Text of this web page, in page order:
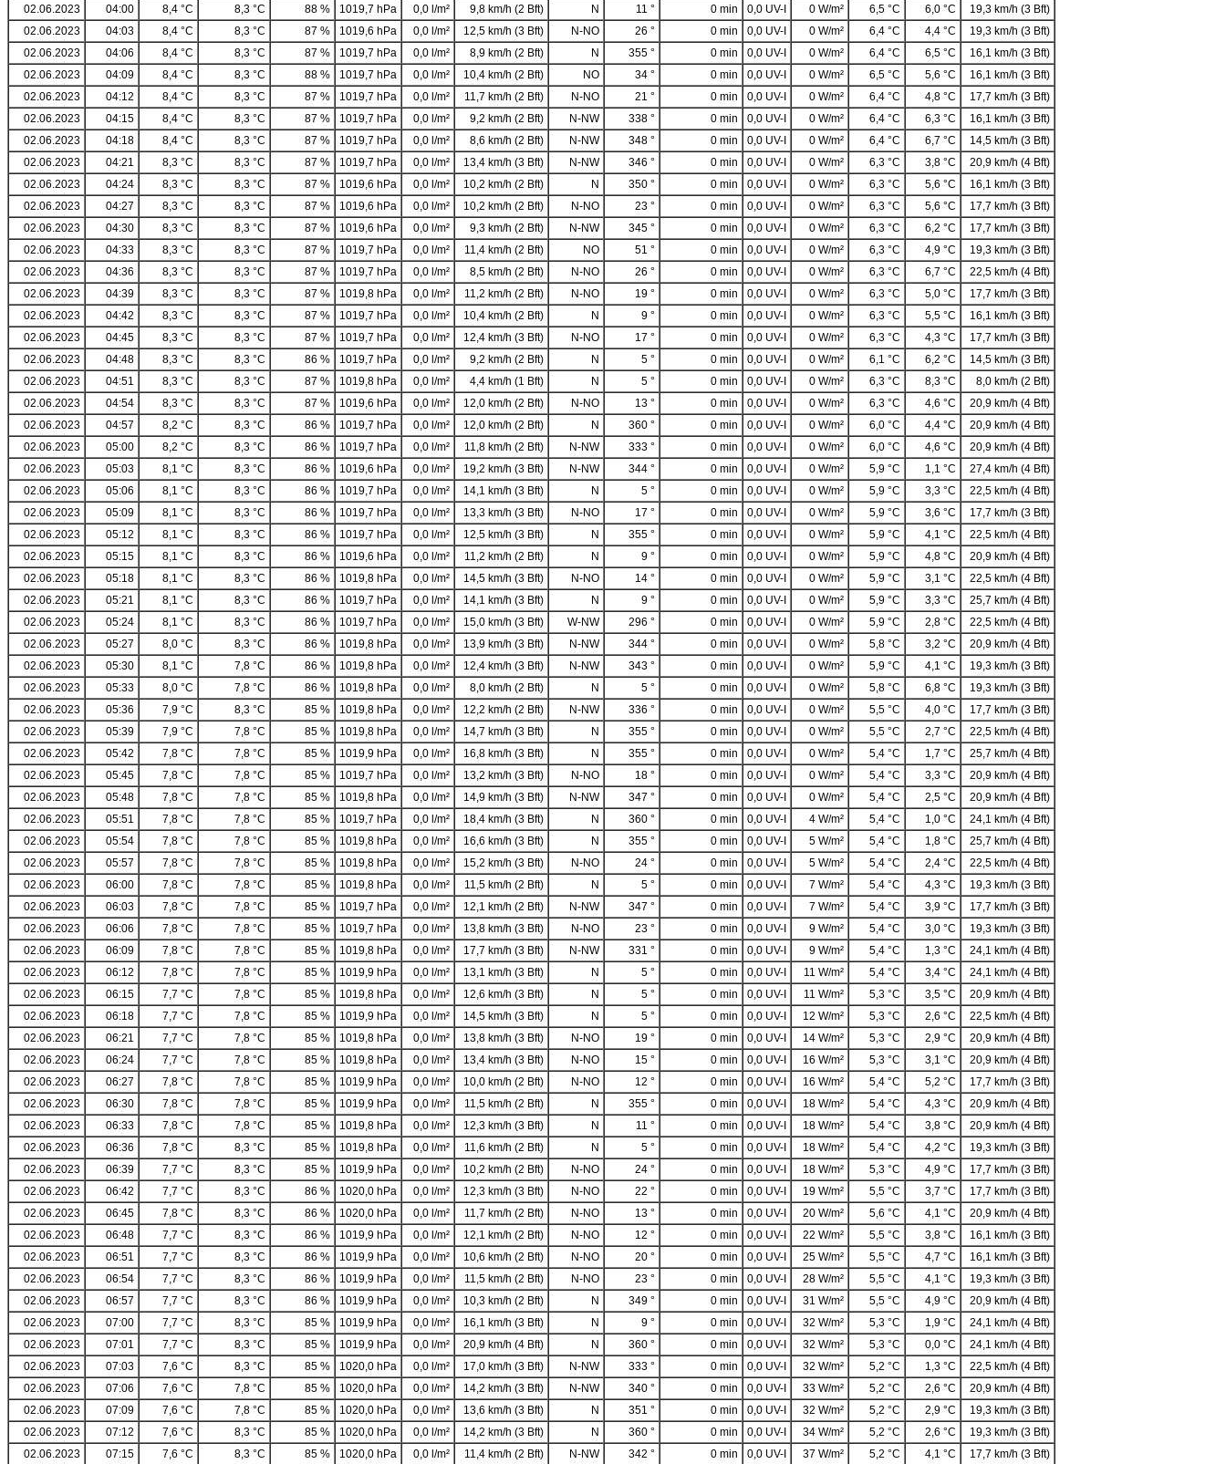
02.06.2023
04:00 8,4 °C 8,3 °C 88 % 1019,7 hPa 0,0 l/m² 9,8 km/h (2 Bft) N 11 ° 0 min 0,0 UV-I 0 W/m² 6,5 °C 6,0 °C
19,3 km/h (3 Bft)
02.06.2023
04:03 8,4 °C 8,3 °C 87 % 1019,6 hPa 0,0 l/m² 12,5 km/h (3 Bft) N-NO 26 ° 0 min 0,0 UV-I 0 W/m² 6,4 °C 4,4 °C
19,3 km/h (3 Bft)
02.06.2023
04:06 8,4 °C 8,3 °C 87 % 1019,7 hPa 0,0 l/m² 8,9 km/h (2 Bft) N 355 ° 0 min 0,0 UV-I 0 W/m² 6,4 °C 6,5 °C
16,1 km/h (3 Bft)
02.06.2023
04:09 8,4 °C 8,3 °C 88 % 1019,7 hPa 0,0 l/m² 10,4 km/h (2 Bft) NO 34 ° 0 min 0,0 UV-I 0 W/m² 6,5 °C 5,6 °C
16,1 km/h (3 Bft)
02.06.2023
04:12 8,4 °C 8,3 °C 87 % 1019,7 hPa 0,0 l/m² 11,7 km/h (2 Bft) N-NO 21 ° 0 min 0,0 UV-I 0 W/m² 6,4 °C 4,8 °C
17,7 km/h (3 Bft)
02.06.2023
04:15 8,4 °C 8,3 °C 87 % 1019,7 hPa 0,0 l/m² 9,2 km/h (2 Bft) N-NW 338 ° 0 min 0,0 UV-I 0 W/m² 6,4 °C 6,3 °C
16,1 km/h (3 Bft)
02.06.2023
04:18 8,4 °C 8,3 °C 87 % 1019,7 hPa 0,0 l/m² 8,6 km/h (2 Bft) N-NW 348 ° 0 min 0,0 UV-I 0 W/m² 6,4 °C 6,7 °C
14,5 km/h (3 Bft)
02.06.2023
04:21 8,3 °C 8,3 °C 87 % 1019,7 hPa 0,0 l/m² 13,4 km/h (3 Bft) N-NW 346 ° 0 min 0,0 UV-I 0 W/m² 6,3 °C 3,8 °C
20,9 km/h (4 Bft)
02.06.2023
04:24 8,3 °C 8,3 °C 87 % 1019,6 hPa 0,0 l/m² 10,2 km/h (2 Bft) N 350 ° 0 min 0,0 UV-I 0 W/m² 6,3 °C 5,6 °C
16,1 km/h (3 Bft)
02.06.2023
04:27 8,3 °C 8,3 °C 87 % 1019,6 hPa 0,0 l/m² 10,2 km/h (2 Bft) N-NO 23 ° 0 min 0,0 UV-I 0 W/m² 6,3 °C 5,6 °C
17,7 km/h (3 Bft)
02.06.2023
04:30 8,3 °C 8,3 °C 87 % 1019,6 hPa 0,0 l/m² 9,3 km/h (2 Bft) N-NW 345 ° 0 min 0,0 UV-I 0 W/m² 6,3 °C 6,2 °C
17,7 km/h (3 Bft)
02.06.2023
04:33 8,3 °C 8,3 °C 87 % 1019,7 hPa 0,0 l/m² 11,4 km/h (2 Bft) NO 51 ° 0 min 0,0 UV-I 0 W/m² 6,3 °C 4,9 °C
19,3 km/h (3 Bft)
02.06.2023
04:36 8,3 °C 8,3 °C 87 % 1019,7 hPa 0,0 l/m² 8,5 km/h (2 Bft) N-NO 26 ° 0 min 0,0 UV-I 0 W/m² 6,3 °C 6,7 °C
22,5 km/h (4 Bft)
02.06.2023
04:39 8,3 °C 8,3 °C 87 % 1019,8 hPa 0,0 l/m² 11,2 km/h (2 Bft) N-NO 19 ° 0 min 0,0 UV-I 0 W/m² 6,3 °C 5,0 °C
17,7 km/h (3 Bft)
02.06.2023
04:42 8,3 °C 8,3 °C 87 % 1019,7 hPa 0,0 l/m² 10,4 km/h (2 Bft) N 9 ° 0 min 0,0 UV-I 0 W/m² 6,3 °C 5,5 °C
16,1 km/h (3 Bft)
02.06.2023
04:45 8,3 °C 8,3 °C 87 % 1019,7 hPa 0,0 l/m² 12,4 km/h (3 Bft) N-NO 17 ° 0 min 0,0 UV-I 0 W/m² 6,3 °C 4,3 °C
17,7 km/h (3 Bft)
02.06.2023
04:48 8,3 °C 8,3 °C 86 % 1019,7 hPa 0,0 l/m² 9,2 km/h (2 Bft) N 5 ° 0 min 0,0 UV-I 0 W/m² 6,1 °C 6,2 °C
14,5 km/h (3 Bft)
02.06.2023
04:51 8,3 °C 8,3 °C 87 % 1019,8 hPa 0,0 l/m² 4,4 km/h (1 Bft) N 5 ° 0 min 0,0 UV-I 0 W/m² 6,3 °C 8,3 °C
8,0 km/h (2 Bft)
02.06.2023
04:54 8,3 °C 8,3 °C 87 % 1019,6 hPa 0,0 l/m² 12,0 km/h (2 Bft) N-NO 13 ° 0 min 0,0 UV-I 0 W/m² 6,3 °C 4,6 °C
20,9 km/h (4 Bft)
02.06.2023
04:57 8,2 °C 8,3 °C 86 % 1019,7 hPa 0,0 l/m² 12,0 km/h (2 Bft) N 360 ° 0 min 0,0 UV-I 0 W/m² 6,0 °C 4,4 °C
20,9 km/h (4 Bft)
02.06.2023
05:00 8,2 °C 8,3 °C 86 % 1019,7 hPa 0,0 l/m² 11,8 km/h (2 Bft) N-NW 333 ° 0 min 0,0 UV-I 0 W/m² 6,0 °C 4,6 °C
20,9 km/h (4 Bft)
02.06.2023
05:03 8,1 °C 8,3 °C 86 % 1019,6 hPa 0,0 l/m² 19,2 km/h (3 Bft) N-NW 344 ° 0 min 0,0 UV-I 0 W/m² 5,9 °C 1,1 °C
27,4 km/h (4 Bft)
02.06.2023
05:06 8,1 °C 8,3 °C 86 % 1019,7 hPa 0,0 l/m² 14,1 km/h (3 Bft) N 5 ° 0 min 0,0 UV-I 0 W/m² 5,9 °C 3,3 °C
22,5 km/h (4 Bft)
02.06.2023
05:09 8,1 °C 8,3 °C 86 % 1019,7 hPa 0,0 l/m² 13,3 km/h (3 Bft) N-NO 17 ° 0 min 0,0 UV-I 0 W/m² 5,9 °C 3,6 °C
17,7 km/h (3 Bft)
02.06.2023
05:12 8,1 °C 8,3 °C 86 % 1019,7 hPa 0,0 l/m² 12,5 km/h (3 Bft) N 355 ° 0 min 0,0 UV-I 0 W/m² 5,9 °C 4,1 °C
22,5 km/h (4 Bft)
02.06.2023
05:15 8,1 °C 8,3 °C 86 % 1019,6 hPa 0,0 l/m² 11,2 km/h (2 Bft) N 9 ° 0 min 0,0 UV-I 0 W/m² 5,9 °C 4,8 °C
20,9 km/h (4 Bft)
02.06.2023
05:18 8,1 °C 8,3 °C 86 % 1019,8 hPa 0,0 l/m² 14,5 km/h (3 Bft) N-NO 14 ° 0 min 0,0 UV-I 0 W/m² 5,9 °C 3,1 °C
22,5 km/h (4 Bft)
02.06.2023
05:21 8,1 °C 8,3 °C 86 % 1019,7 hPa 0,0 l/m² 14,1 km/h (3 Bft) N 9 ° 0 min 0,0 UV-I 0 W/m² 5,9 °C 3,3 °C
25,7 km/h (4 Bft)
02.06.2023
05:24 8,1 °C 8,3 °C 86 % 1019,7 hPa 0,0 l/m² 15,0 km/h (3 Bft) W-NW 296 ° 0 min 0,0 UV-I 0 W/m² 5,9 °C 2,8 °C
22,5 km/h (4 Bft)
02.06.2023
05:27 8,0 °C 8,3 °C 86 % 1019,8 hPa 0,0 l/m² 13,9 km/h (3 Bft) N-NW 344 ° 0 min 0,0 UV-I 0 W/m² 5,8 °C 3,2 °C
20,9 km/h (4 Bft)
02.06.2023
05:30 8,1 °C 7,8 °C 86 % 1019,8 hPa 0,0 l/m² 12,4 km/h (3 Bft) N-NW 343 ° 0 min 0,0 UV-I 0 W/m² 5,9 °C 4,1 °C
19,3 km/h (3 Bft)
02.06.2023
05:33 8,0 °C 7,8 °C 86 % 1019,8 hPa 0,0 l/m² 8,0 km/h (2 Bft) N 5 ° 0 min 0,0 UV-I 0 W/m² 5,8 °C 6,8 °C
19,3 km/h (3 Bft)
02.06.2023
05:36 7,9 °C 8,3 °C 85 % 1019,8 hPa 0,0 l/m² 12,2 km/h (2 Bft) N-NW 336 ° 0 min 0,0 UV-I 0 W/m² 5,5 °C 4,0 °C
17,7 km/h (3 Bft)
02.06.2023
05:39 7,9 °C 7,8 °C 85 % 1019,8 hPa 0,0 l/m² 14,7 km/h (3 Bft) N 355 ° 0 min 0,0 UV-I 0 W/m² 5,5 °C 2,7 °C
22,5 km/h (4 Bft)
02.06.2023
05:42 7,8 °C 7,8 °C 85 % 1019,9 hPa 0,0 l/m² 16,8 km/h (3 Bft) N 355 ° 0 min 0,0 UV-I 0 W/m² 5,4 °C 1,7 °C
25,7 km/h (4 Bft)
02.06.2023
05:45 7,8 °C 7,8 °C 85 % 1019,7 hPa 0,0 l/m² 13,2 km/h (3 Bft) N-NO 18 ° 0 min 0,0 UV-I 0 W/m² 5,4 °C 3,3 °C
20,9 km/h (4 Bft)
02.06.2023
05:48 7,8 °C 7,8 °C 85 % 1019,8 hPa 0,0 l/m² 14,9 km/h (3 Bft) N-NW 347 ° 0 min 0,0 UV-I 0 W/m² 5,4 °C 2,5 °C
20,9 km/h (4 Bft)
02.06.2023
05:51 7,8 °C 7,8 °C 85 % 1019,7 hPa 0,0 l/m² 18,4 km/h (3 Bft) N 360 ° 0 min 0,0 UV-I 4 W/m² 5,4 °C 1,0 °C
24,1 km/h (4 Bft)
02.06.2023
05:54 7,8 °C 7,8 °C 85 % 1019,8 hPa 0,0 l/m² 16,6 km/h (3 Bft) N 355 ° 0 min 0,0 UV-I 5 W/m² 5,4 °C 1,8 °C
25,7 km/h (4 Bft)
02.06.2023
05:57 7,8 °C 7,8 °C 85 % 1019,8 hPa 0,0 l/m² 15,2 km/h (3 Bft) N-NO 24 ° 0 min 0,0 UV-I 5 W/m² 5,4 °C 2,4 °C
22,5 km/h (4 Bft)
02.06.2023
06:00 7,8 °C 7,8 °C 85 % 1019,8 hPa 0,0 l/m² 11,5 km/h (2 Bft) N 5 ° 0 min 0,0 UV-I 7 W/m² 5,4 °C 4,3 °C
19,3 km/h (3 Bft)
02.06.2023
06:03 7,8 °C 7,8 °C 85 % 1019,7 hPa 0,0 l/m² 12,1 km/h (2 Bft) N-NW 347 ° 0 min 0,0 UV-I 7 W/m² 5,4 °C 3,9 °C
17,7 km/h (3 Bft)
02.06.2023
06:06 7,8 °C 7,8 °C 85 % 1019,7 hPa 0,0 l/m² 13,8 km/h (3 Bft) N-NO 23 ° 0 min 0,0 UV-I 9 W/m² 5,4 °C 3,0 °C
19,3 km/h (3 Bft)
02.06.2023
06:09 7,8 °C 7,8 °C 85 % 1019,8 hPa 0,0 l/m² 17,7 km/h (3 Bft) N-NW 331 ° 0 min 0,0 UV-I 9 W/m² 5,4 °C 1,3 °C
24,1 km/h (4 Bft)
02.06.2023
06:12 7,8 °C 7,8 °C 85 % 1019,9 hPa 0,0 l/m² 13,1 km/h (3 Bft) N 5 ° 0 min 0,0 UV-I 11 W/m² 5,4 °C 3,4 °C
24,1 km/h (4 Bft)
02.06.2023
06:15 7,7 °C 7,8 °C 85 % 1019,8 hPa 0,0 l/m² 12,6 km/h (3 Bft) N 5 ° 0 min 0,0 UV-I 11 W/m² 5,3 °C 3,5 °C
20,9 km/h (4 Bft)
02.06.2023
06:18 7,7 °C 7,8 °C 85 % 1019,9 hPa 0,0 l/m² 14,5 km/h (3 Bft) N 5 ° 0 min 0,0 UV-I 12 W/m² 5,3 °C 2,6 °C
22,5 km/h (4 Bft)
02.06.2023
06:21 7,7 °C 7,8 °C 85 % 1019,8 hPa 0,0 l/m² 13,8 km/h (3 Bft) N-NO 19 ° 0 min 0,0 UV-I 14 W/m² 5,3 °C 2,9 °C
20,9 km/h (4 Bft)
02.06.2023
06:24 7,7 °C 7,8 °C 85 % 1019,8 hPa 0,0 l/m² 13,4 km/h (3 Bft) N-NO 15 ° 0 min 0,0 UV-I 16 W/m² 5,3 °C 3,1 °C
20,9 km/h (4 Bft)
02.06.2023
06:27 7,8 °C 7,8 °C 85 % 1019,9 hPa 0,0 l/m² 10,0 km/h (2 Bft) N-NO 12 ° 0 min 0,0 UV-I 16 W/m² 5,4 °C 5,2 °C
17,7 km/h (3 Bft)
02.06.2023
06:30 7,8 °C 7,8 °C 85 % 1019,9 hPa 0,0 l/m² 11,5 km/h (2 Bft) N 355 ° 0 min 0,0 UV-I 18 W/m² 5,4 °C 4,3 °C
20,9 km/h (4 Bft)
02.06.2023
06:33 7,8 °C 7,8 °C 85 % 1019,8 hPa 0,0 l/m² 12,3 km/h (3 Bft) N 11 ° 0 min 0,0 UV-I 18 W/m² 5,4 °C 3,8 °C
20,9 km/h (4 Bft)
02.06.2023
06:36 7,8 °C 8,3 °C 85 % 1019,8 hPa 0,0 l/m² 11,6 km/h (2 Bft) N 5 ° 0 min 0,0 UV-I 18 W/m² 5,4 °C 4,2 °C
19,3 km/h (3 Bft)
02.06.2023
06:39 7,7 °C 8,3 °C 85 % 1019,9 hPa 0,0 l/m² 10,2 km/h (2 Bft) N-NO 24 ° 0 min 0,0 UV-I 18 W/m² 5,3 °C 4,9 °C
17,7 km/h (3 Bft)
02.06.2023
06:42 7,7 °C 8,3 °C 86 % 1020,0 hPa 0,0 l/m² 12,3 km/h (3 Bft) N-NO 22 ° 0 min 0,0 UV-I 19 W/m² 5,5 °C 3,7 °C
17,7 km/h (3 Bft)
02.06.2023
06:45 7,8 °C 8,3 °C 86 % 1020,0 hPa 0,0 l/m² 11,7 km/h (2 Bft) N-NO 13 ° 0 min 0,0 UV-I 20 W/m² 5,6 °C 4,1 °C
20,9 km/h (4 Bft)
02.06.2023
06:48 7,7 °C 8,3 °C 86 % 1019,9 hPa 0,0 l/m² 12,1 km/h (2 Bft) N-NO 12 ° 0 min 0,0 UV-I 22 W/m² 5,5 °C 3,8 °C
16,1 km/h (3 Bft)
02.06.2023
06:51 7,7 °C 8,3 °C 86 % 1019,9 hPa 0,0 l/m² 10,6 km/h (2 Bft) N-NO 20 ° 0 min 0,0 UV-I 25 W/m² 5,5 °C 4,7 °C
16,1 km/h (3 Bft)
02.06.2023
06:54 7,7 °C 8,3 °C 86 % 1019,9 hPa 0,0 l/m² 11,5 km/h (2 Bft) N-NO 23 ° 0 min 0,0 UV-I 28 W/m² 5,5 °C 4,1 °C
19,3 km/h (3 Bft)
02.06.2023
06:57 7,7 °C 8,3 °C 86 % 1019,9 hPa 0,0 l/m² 10,3 km/h (2 Bft) N 349 ° 0 min 0,0 UV-I 31 W/m² 5,5 °C 4,9 °C
20,9 km/h (4 Bft)
02.06.2023
07:00 7,7 °C 8,3 °C 85 % 1019,9 hPa 0,0 l/m² 16,1 km/h (3 Bft) N 9 ° 0 min 0,0 UV-I 32 W/m² 5,3 °C 1,9 °C
24,1 km/h (4 Bft)
02.06.2023
07:01 7,7 °C 8,3 °C 85 % 1019,9 hPa 0,0 l/m² 20,9 km/h (4 Bft) N 360 ° 0 min 0,0 UV-I 32 W/m² 5,3 °C 0,0 °C
24,1 km/h (4 Bft)
02.06.2023
07:03 7,6 °C 8,3 °C 85 % 1020,0 hPa 0,0 l/m² 17,0 km/h (3 Bft) N-NW 333 ° 0 min 0,0 UV-I 32 W/m² 5,2 °C 1,3 °C
22,5 km/h (4 Bft)
02.06.2023
07:06 7,6 °C 7,8 °C 85 % 1020,0 hPa 0,0 l/m² 14,2 km/h (3 Bft) N-NW 340 ° 0 min 0,0 UV-I 33 W/m² 5,2 °C 2,6 °C
20,9 km/h (4 Bft)
02.06.2023
07:09 7,6 °C 7,8 °C 85 % 1020,0 hPa 0,0 l/m² 13,6 km/h (3 Bft) N 351 ° 0 min 0,0 UV-I 32 W/m² 5,2 °C 2,9 °C
19,3 km/h (3 Bft)
02.06.2023
07:12 7,6 °C 8,3 °C 85 % 1020,0 hPa 0,0 l/m² 14,2 km/h (3 Bft) N 360 ° 0 min 0,0 UV-I 34 W/m² 5,2 °C 2,6 °C
19,3 km/h (3 Bft)
02.06.2023
07:15 7,6 °C 8,3 °C 85 % 1020,0 hPa 0,0 l/m² 11,4 km/h (2 Bft) N-NW 342 ° 0 min 0,0 UV-I 37 W/m² 5,2 °C 4,1 °C 17,7 km/h (3 Bft)